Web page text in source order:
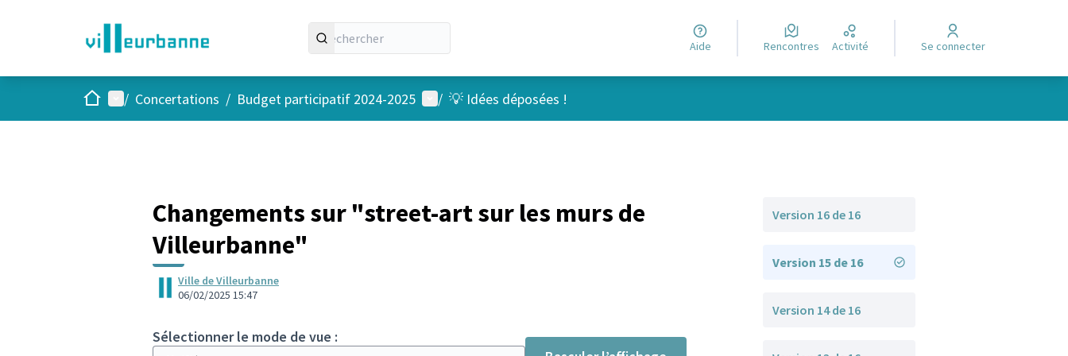
Aide Rencontres Activité Se connecter
AccueilMenu principal
/ Concertations / Budget participatif 2024-2025 Menu utilisateur
/ 💡 Idées déposées !
Changements sur "street-art sur les murs de
Villeurbanne"
Ville de Villeurbanne
06/02/2025 15:47
Sélectionner le mode de vue :
Version 16 de 16
Version 15 de 16
Version 14 de 16